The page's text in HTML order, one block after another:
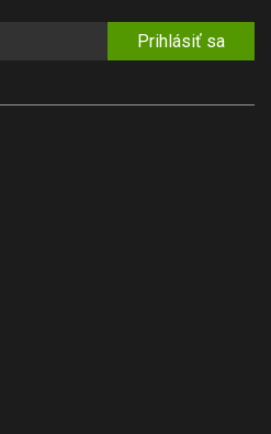
Prihlásiť sa